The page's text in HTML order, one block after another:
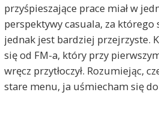
przyśpieszające prace miał w
perspektywy casuala, za którego
jednak jest bardziej przejrzyste.
się od FM-a, który przy
wręcz przytłoczył. Rozumiejąc,
stare menu, ja uśmiecham się